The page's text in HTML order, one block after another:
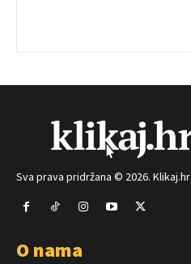
Sva prava pridržana © 2026. Klikaj.hr
O nama